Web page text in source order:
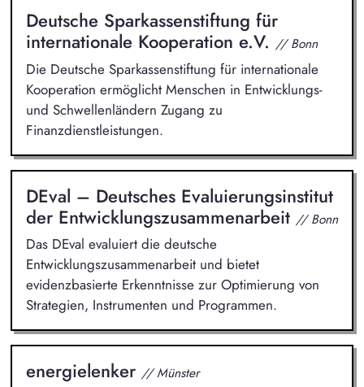
Deutsche Sparkassenstiftung für
internationale Kooperation e.V. // Bonn
Die Deutsche Sparkassenstiftung für internationale
Kooperation ermöglicht Menschen in Entwicklungs-
und Schwellenländern Zugang zu
Finanzdienstleistungen.
DEval – Deutsches Evaluierungsinstitut
der Entwicklungszusammenarbeit // Bonn
Das DEval evaluiert die deutsche
Entwicklungszusammenarbeit und bietet
evidenzbasierte Erkenntnisse zur Optimierung von
Strategien, Instrumenten und Programmen.
energielenker // Münster